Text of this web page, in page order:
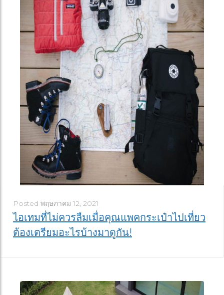
Posted พฤษภาคม 12, 2021
ไอเทมที่ไม่ควรลืมเมื่อคุณแพคกระเป๋าไปเที่ยว
ต้องเตรียมอะไรบ้างมาดูกัน!